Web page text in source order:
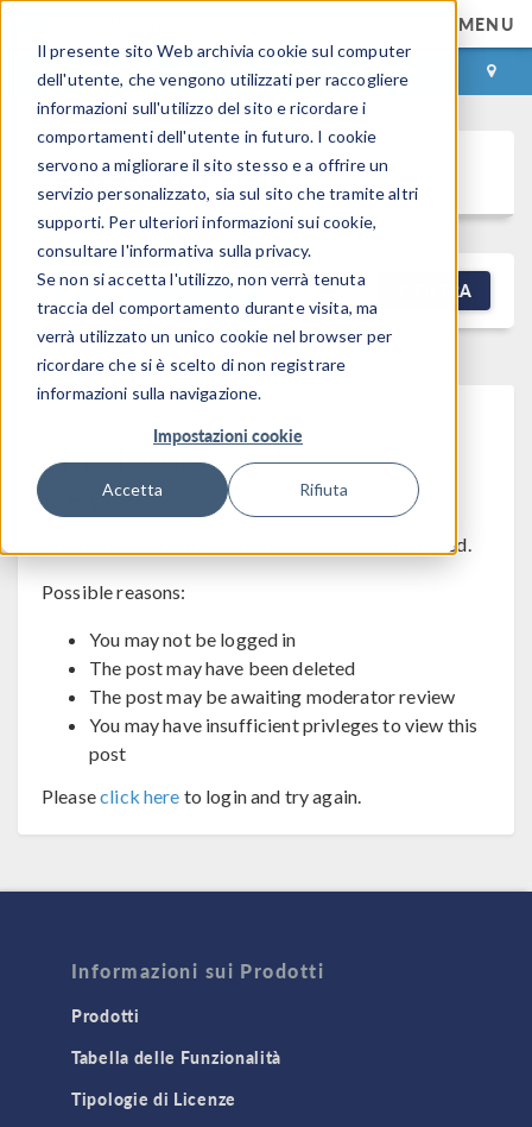
Il presente sito Web archivia cookie sul computer
dell'utente, che vengono utilizzati per raccogliere
informazioni sull'utilizzo del sito e ricordare i
comportamenti dell'utente in futuro. I cookie
servono a migliorare il sito stesso e a offrire un
servizio personalizzato, sia sul sito che tramite altri
supporti. Per ulteriori informazioni sui cookie,
consultare l'informativa sulla privacy.
Se non si accetta l'utilizzo, non verrà tenuta
traccia del comportamento durante visita, ma
verrà utilizzato un unico cookie nel browser per
ricordare che si è scelto di non registrare
informazioni sulla navigazione.
Impostazioni cookie
Accetta Rifiuta
MENU
ACCEDI CONTACT
Discussion Forum
NEW DISCUSSION FILTRA
This forum post cannot be
viewed
The post you are trying to view cannot be displayed.
Possible reasons:
You may not be logged in
The post may have been deleted
The post may be awaiting moderator review
You may have insufficient privleges to view this
post
Pleaseclick here to login and try again.
Informazioni sui Prodotti
Prodotti
Tabella delle Funzionalità
Tipologie di Licenze